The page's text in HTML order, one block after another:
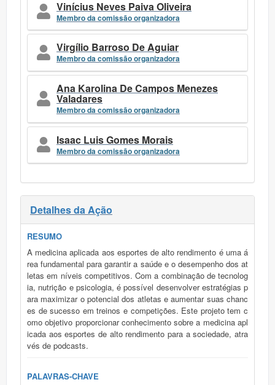
Vinícius Neves Paiva Oliveira
Membro da comissão organizadora
Virgílio Barroso De Aguiar
Membro da comissão organizadora
Ana Karolina De Campos Menezes
Valadares
Membro da comissão organizadora
Isaac Luis Gomes Morais
Membro da comissão organizadora
Detalhes da Ação
RESUMO
A medicina aplicada aos esportes de alto rendimento é uma á
rea fundamental para garantir a saúde e o desempenho dos at
letas em níveis competitivos. Com a combinação de tecnolog
ia, nutrição e psicologia, é possível desenvolver estratégias p
ara maximizar o potencial dos atletas e aumentar suas chanc
es de sucesso em treinos e competições. Este projeto tem c
omo objetivo proporcionar conhecimento sobre a medicina apl
icada aos esportes de alto rendimento para a sociedade, atra
vés de podcasts.
PALAVRAS-CHAVE